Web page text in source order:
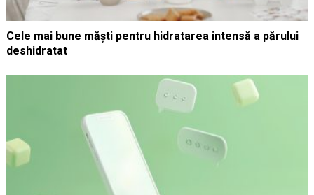
Cele mai bune măști pentru hidratarea intensă a părului
deshidratat